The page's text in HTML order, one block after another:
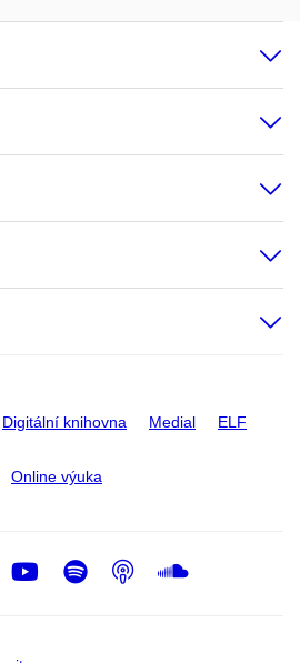
Digitální knihovna Medial ELF
Online výuka
Youtube
Spotify
Podcast